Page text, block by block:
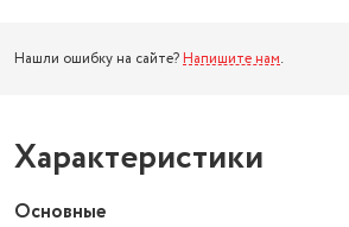
Нашли ошибку на сайте? Напишите нам.
Характеристики
Основные